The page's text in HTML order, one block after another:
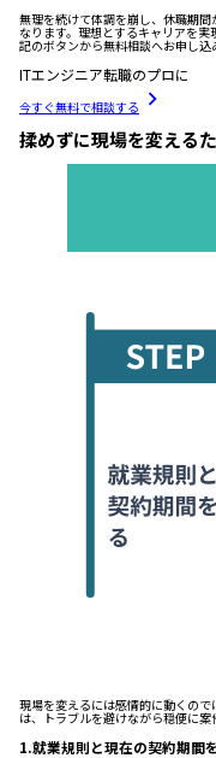
無理を続けて体調を崩し、休職期
なります。理想とするキャリアを
記のボタンから無料相談へお申し込
ITエンジニア転職のプロに
今すぐ無料で相談する
揉めずに現場を変える
現場を変えるには感情的に動くの
は、トラブルを避けながら穏便に案
1.就業規則と現在の契約期間